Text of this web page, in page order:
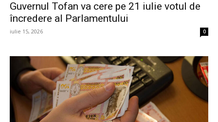
Guvernul Tofan va cere pe 21 iulie votul de
încredere al Parlamentului
iulie 15, 2026 0